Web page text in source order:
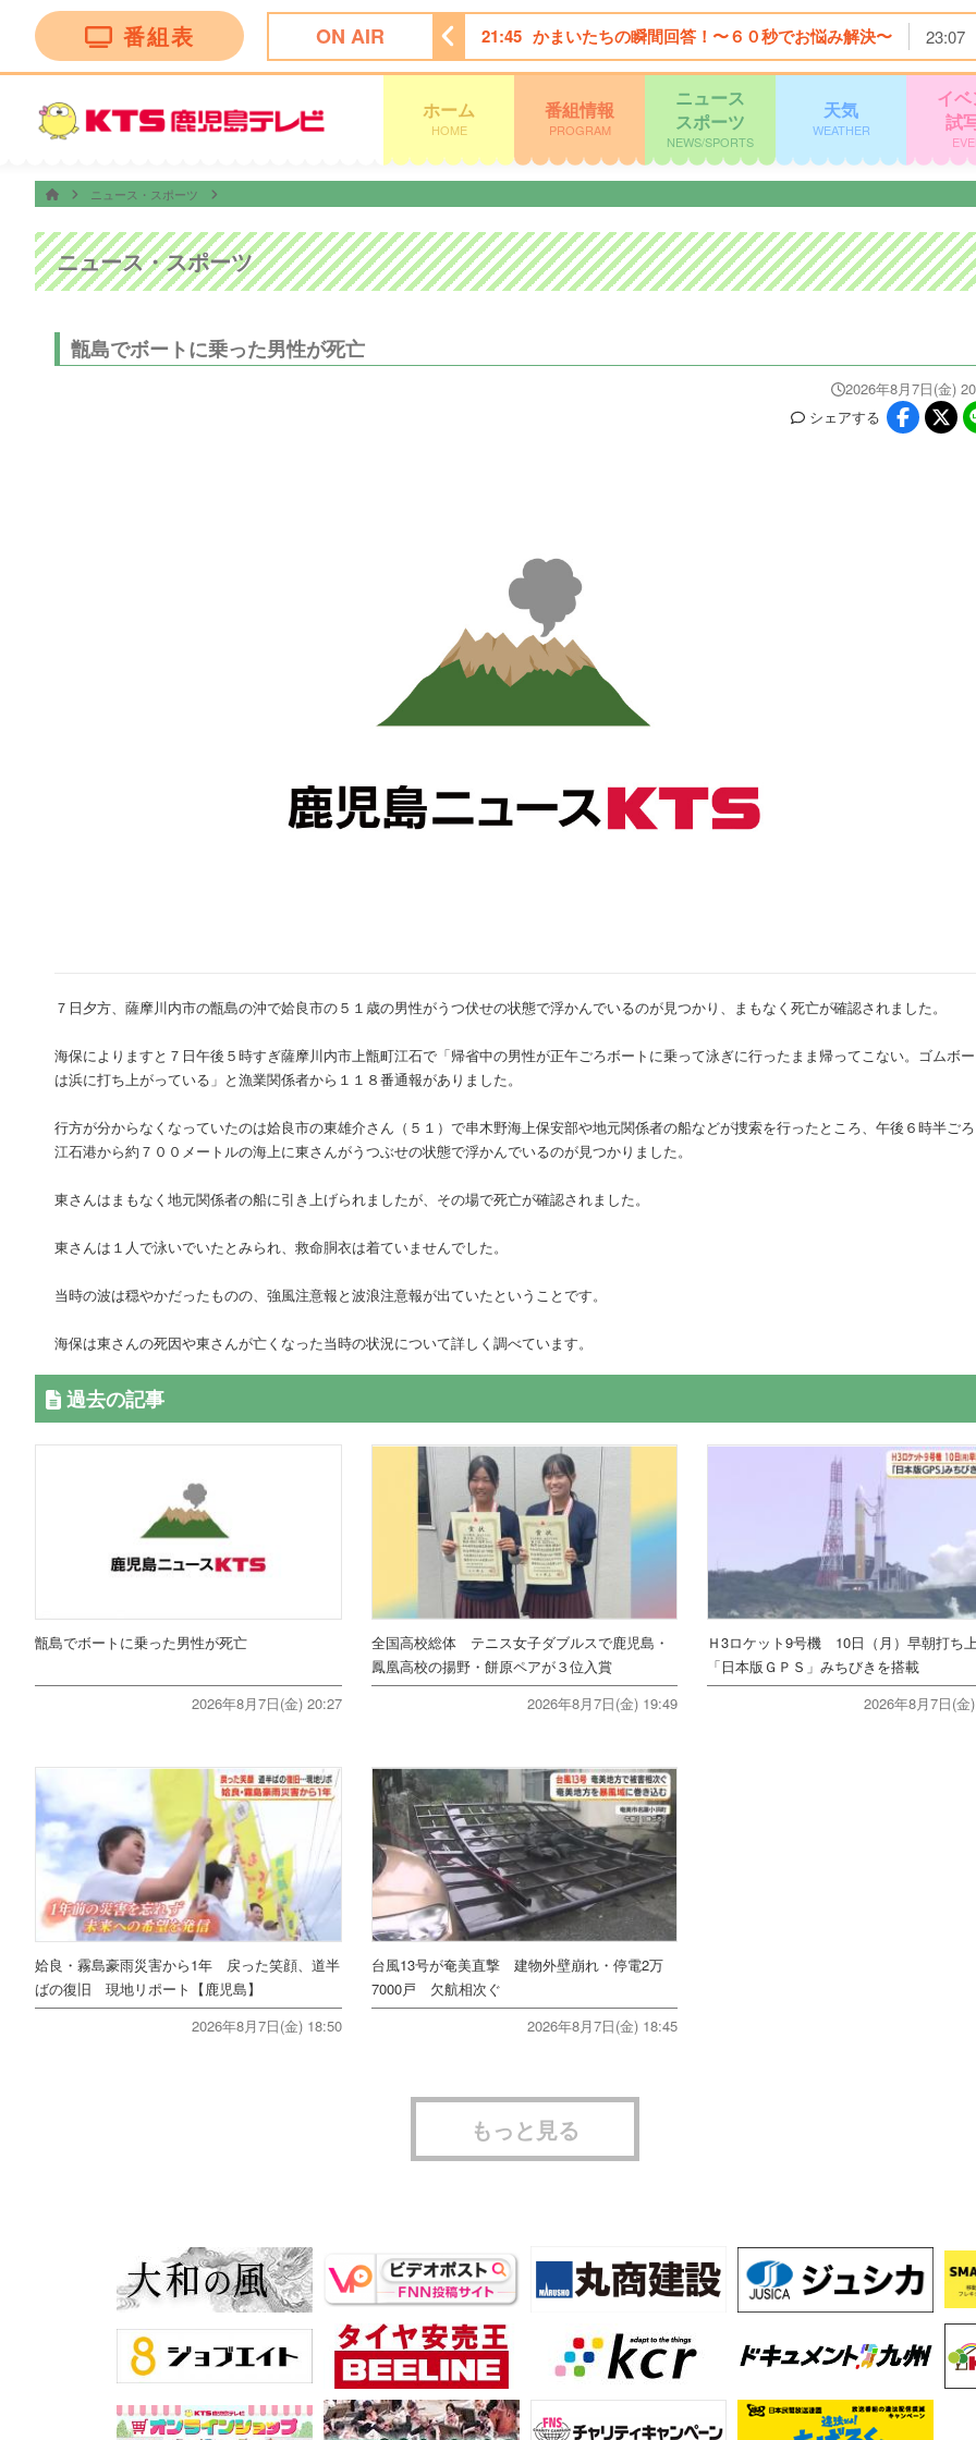
番組表 ON AIR
夜は…焼肉きんぐ＆丸亀製麺！夏の激変グルメ９０分ＳＰ 21:45 かまいたちの瞬間回答！〜６０秒でお悩み解決〜 23:07
ホーム
HOME
番組情報
PROGRAM
ニュース
スポーツ
NEWS/SPORTS
天気
WEATHER
イ
試
ニュース・スポーツ
ニュース・スポーツ
甑島でボートに乗った男性が死亡
2026年8月7日(金)
シェアする
７日夕方、薩摩川内市の甑島の沖で姶良市の５１歳の男性がうつ伏せの状態で浮かんでいるのが見つかり、まもなく死亡が確認されました。
海保によりますと７日午後５時すぎ薩摩川内市上甑町江石で「帰省中の男性が正午ごろボートに乗って泳ぎに行ったまま帰ってこない。ゴムボ
は浜に打ち上がっている」と漁業関係者から１１８番通報がありました。
行方が分からなくなっていたのは姶良市の東雄介さん（５１）で串木野海上保安部や地元関係者の船などが捜索を行ったところ、午後６時半ご
江石港から約７００メートルの海上に東さんがうつぶせの状態で浮かんでいるのが見つかりました。
東さんはまもなく地元関係者の船に引き上げられましたが、その場で死亡が確認されました。
東さんは１人で泳いでいたとみられ、救命胴衣は着ていませんでした。
当時の波は穏やかだったものの、強風注意報と波浪注意報が出ていたということです。
海保は東さんの死因や東さんが亡くなった当時の状況について詳しく調べています。
過去の記事
甑島でボートに乗った男性が死亡
2026年8月7日(金) 20:27
全国高校総体 テニス女子ダブルスで鹿児島・
鳳凰高校の揚野・餅原ペアが３位入賞
2026年8月7日(金) 19:49
Ｈ3ロケット9号機 10日（月）早朝打
「日本版ＧＰＳ」みちびきを搭載
2026年8月7日(金
姶良・霧島豪雨災害から1年 戻った笑顔、道半
ばの復旧 現地リポート【鹿児島】
2026年8月7日(金) 18:50
台風13号が奄美直撃 建物外壁崩れ・停電2万
7000戸 欠航相次ぐ
2026年8月7日(金) 18:45
もっと見る